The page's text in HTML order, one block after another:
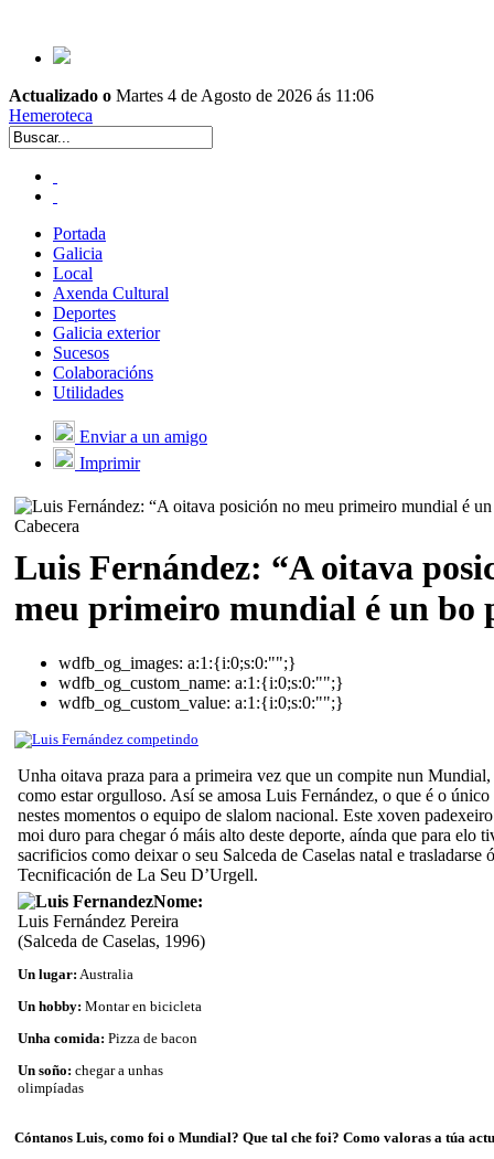
Actualizado o Martes 4 de Agosto de 2026 ás 11:06
Hemeroteca
Portada
Galicia
Local
Axenda Cultural
Deportes
Galicia exterior
Sucesos
Colaboracións
Utilidades
Enviar a un amigo
Imprimir
Luis Fernández: “A oitava
meu primeiro mundial é un bo
wdfb_og_images: a:1:{i:0;s:0:"";}
wdfb_og_custom_name: a:1:{i:0;s:0:"";}
wdfb_og_custom_value: a:1:{i:0;s:0:"";}
Unha oitava praza para a primeira vez que un compite nun
como estar orgulloso. Así se amosa Luis Fernández, o que é o único
nestes momentos o equipo de slalom nacional. Este xoven padexeiro
moi duro para chegar ó máis alto deste deporte, aínda que para elo
sacrificios como deixar o seu Salceda de Caselas natal e trasladarse
Tecnificación de La Seu D’Urgell.
Nome:
Luis Fernández Pereira
(Salceda de Caselas, 1996)
Un lugar: Australia
Un hobby: Montar en bicicleta
Unha comida: Pizza de bacon
Un soño: chegar a unhas
olimpíadas
Cóntanos Luis, como foi o Mundial? Que tal che foi? Como valoras a túa